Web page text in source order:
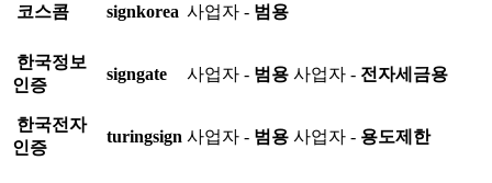
코스콤 signkorea 사업자 - 범용
한국정보
인증
signgate 사업자 - 범용 사업자 - 전자세금용
한국전자
인증
turingsign 사업자 - 범용 사업자 - 용도제한